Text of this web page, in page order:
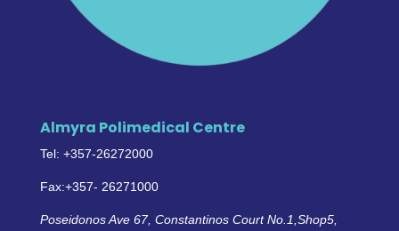
Almyra Polimedical Centre
Tel: +357-26272000
Fax:+357- 26271000
Poseidonos Ave 67, Constantinos Court No.1,Shop5,